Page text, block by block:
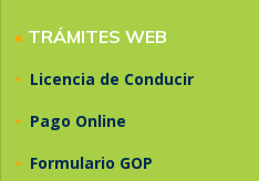
• TRÁMITES WEB
• Licencia de Conducir
• Pago Online
• Formulario GOP